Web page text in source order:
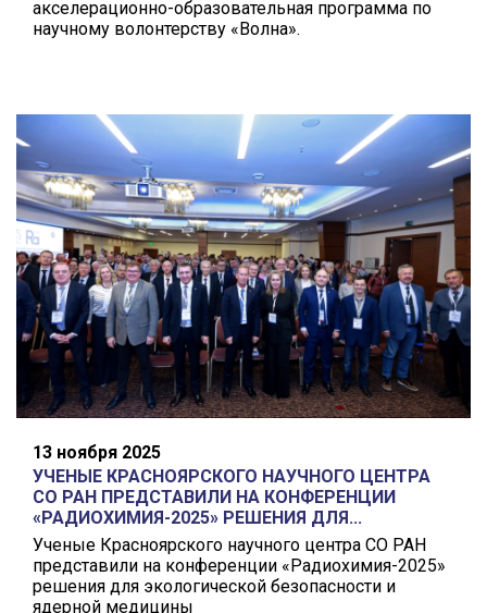
акселерационно-образовательная программа по
научному волонтерству «Волна».
13 ноября 2025
УЧЕНЫЕ КРАСНОЯРСКОГО НАУЧНОГО ЦЕНТРА
СО РАН ПРЕДСТАВИЛИ НА КОНФЕРЕНЦИИ
«РАДИОХИМИЯ-2025» РЕШЕНИЯ ДЛЯ...
Ученые Красноярского научного центра СО РАН
представили на конференции «Радиохимия-2025»
решения для экологической безопасности и
ядерной медицины